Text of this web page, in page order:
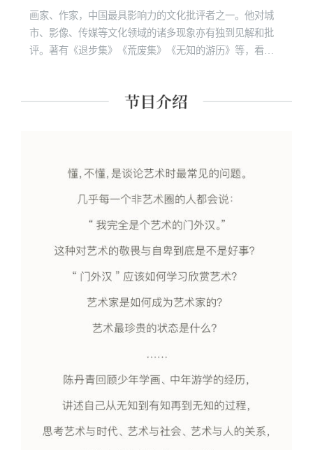
画家、作家，中国最具影响力的文化批评者之一。他对城
市、影像、传媒等文化领域的诸多现象亦有独到见解和批
评。著有《退步集》《荒废集》《无知的游历》等，看理